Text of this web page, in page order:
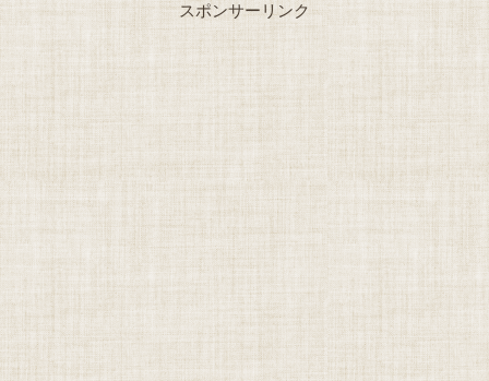
スポンサーリンク